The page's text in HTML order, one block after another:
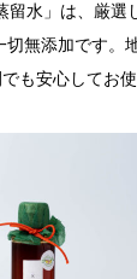
留水」は、厳選
無添加です。
も安心してお使